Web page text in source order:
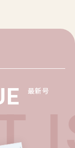
最新号